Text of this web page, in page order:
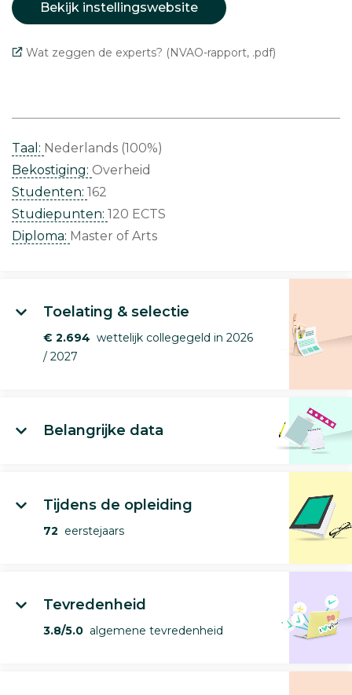
Bekijk instellingswebsite
Wat zeggen de experts? (NVAO-rapport, .pdf)
Taal: Nederlands (100%)
Bekostiging: Overheid
Studenten: 162
Studiepunten: 120 ECTS
Diploma: Master of Arts
Toelating & selectie
€ 2.694 wettelijk collegegeld in 2026
/ 2027
Belangrijke data
Tijdens de opleiding
72 eerstejaars
Tevredenheid
3.8/5.0 algemene tevredenheid